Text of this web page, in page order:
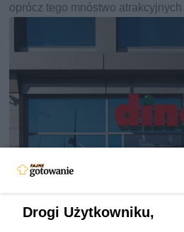
oprócz tego mnóstwo atrakcyjnych
Drogi Użytkowniku,